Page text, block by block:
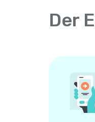
Der